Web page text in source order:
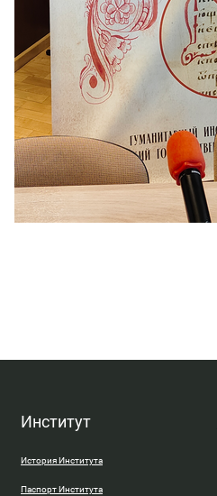
Институт
История Института
Паспорт Института